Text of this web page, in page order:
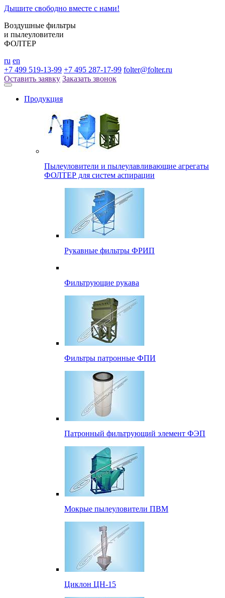
Дышите свободно вместе с нами!
Воздушные фильтры
и пылеуловители
ФОЛТЕР
ru en
+7 499 519-13-99 +7 495 287-17-99 folter@folter.ru
Оставить заявку Заказать звонок
Продукция
Пылеуловители и пылеулавливающие агрегаты
ФОЛТЕР для систем аспирации
Рукавные фильтры ФРИП
Фильтрующие рукава
Фильтры патронные ФПИ
Патронный фильтрующий элемент ФЭП
Мокрые пылеуловители ПВМ
Циклон ЦН-15